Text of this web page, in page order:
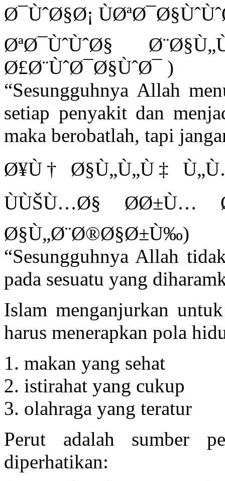
Ø¯ÙˆØ§Ø¡
ØªØ¯ÙˆÙˆØ§
Ø£Ø¨ÙˆØ¯Ø§ÙˆØ¯ )
“Sesungguhnya Allah
setiap penyakit dan
maka berobatlah, tapi
Ø¥Ù† Ø§Ù„Ù„Ù‡
ÙÙŠÙ…Ø§ Ø­Ø±Ù…
Ø§Ù„Ø¨Ø®Ø§Ø±Ù‰)
“Sesungguhnya Allah
pada sesuatu yang
Islam menganjurkan
harus menerapkan pola
makan yang sehat
istirahat yang cukup
olahraga yang teratur
Perut adalah sumber
diperhatikan: